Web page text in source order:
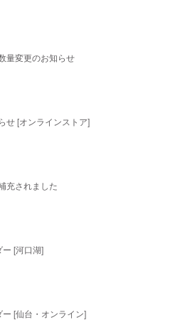
量変更のお知らせ
せ [オンラインストア]
充されました
[河口湖]
[仙台・オンライン]